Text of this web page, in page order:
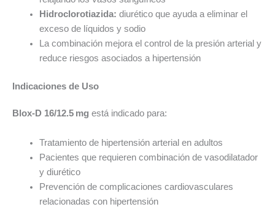
Hidroclorotiazida: diurético que ayuda a eliminar el
exceso de líquidos y sodio
La combinación mejora el control de la presión arterial y
reduce riesgos asociados a hipertensión
Indicaciones de Uso
Blox-D 16/12.5 mg está indicado para:
Tratamiento de hipertensión arterial en adultos
Pacientes que requieren combinación de vasodilatador
y diurético
Prevención de complicaciones cardiovasculares
relacionadas con hipertensión